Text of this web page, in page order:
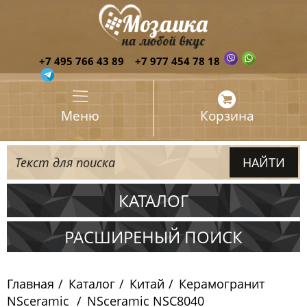
+7 495 766 43 89 +7 977 454 78 18
Меню Корзина
КАТАЛОГ
Испания
Китай
РАСШИРЕНЫЙ ПОИСК
Главная Каталог Китай
Керамогранит
NSceramic
NSceramic NSC8040